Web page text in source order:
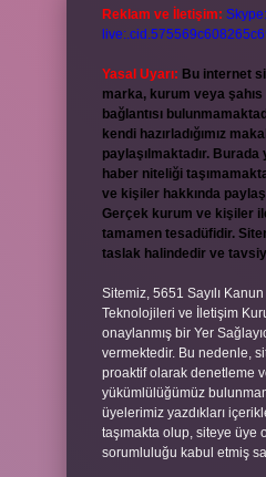
Reklam ve İletişim: Skype:
Yasal Uyarı: Bu internet
marka, kurum veya
bağlantısı
kendi hazırladığımız
paylaşılmaktadır.
haber niteliği
ve kişiler hakkında
Gerçek kurum ve kişiler
tamamen tesadüfidir.
taslak halindedir ve
Sitemiz, 5651 Sayılı
Teknolojileri ve İletişim
onaylanmış bir Yer
vermektedir. Bu nedenle,
proaktif olarak denetleme
yükümlülüğümüz
üyelerimiz yazdıkları
taşımakta olup, siteye üye
sorumluluğu kabul etmiş